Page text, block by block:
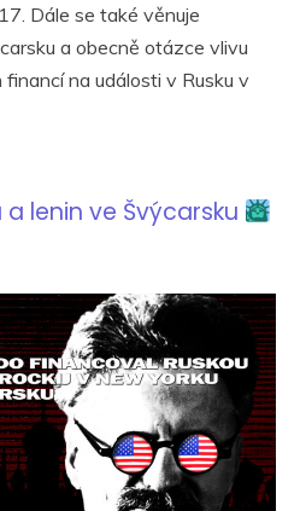
Dále se také věnuje
a obecně otázce vlivu
na události v Rusku v
a lenin ve Švýcarsku